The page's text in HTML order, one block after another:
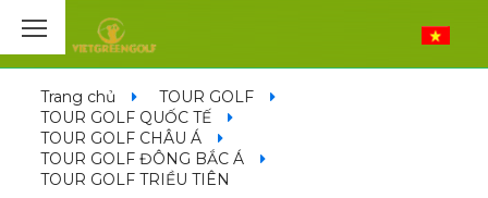
Trang chủ
TOUR GOLF
TOUR GOLF QUỐC TẾ
TOUR GOLF CHÂU Á
TOUR GOLF ĐÔNG BẮC Á
TOUR GOLF TRIỀU TIÊN